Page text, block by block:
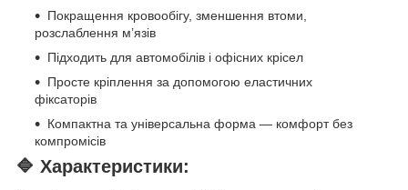
Покращення кровообігу, зменшення втоми,
розслаблення м’язів
Підходить для автомобілів і офісних крісел
Просте кріплення за допомогою еластичних
фіксаторів
Компактна та універсальна форма — комфорт без
компромісів
🔷 Характеристики: